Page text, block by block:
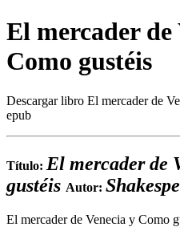
El mercader de
Como gustéis
Descargar libro El mercader de
epub
Título: El mercader de
gustéis Autor:
El mercader de Venecia y Como